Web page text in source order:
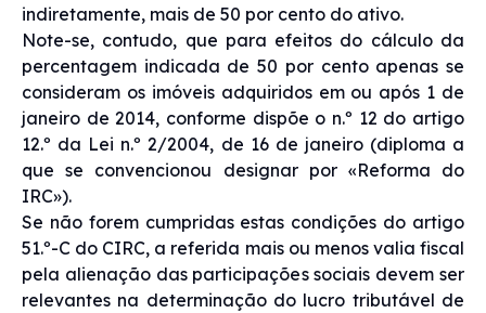
indiretamente, mais de 50 por cento do ativo.
Note-se, contudo, que para efeitos do cálculo da
percentagem indicada de 50 por cento apenas se
consideram os imóveis adquiridos em ou após 1 de
janeiro de 2014, conforme dispõe o n.º 12 do artigo
12.º da Lei n.º 2/2004, de 16 de janeiro (diploma a
que se convencionou designar por «Reforma do
IRC»).
Se não forem cumpridas estas condições do artigo
51.º-C do CIRC, a referida mais ou menos valia fiscal
pela alienação das participações sociais devem ser
relevantes na determinação do lucro tributável de